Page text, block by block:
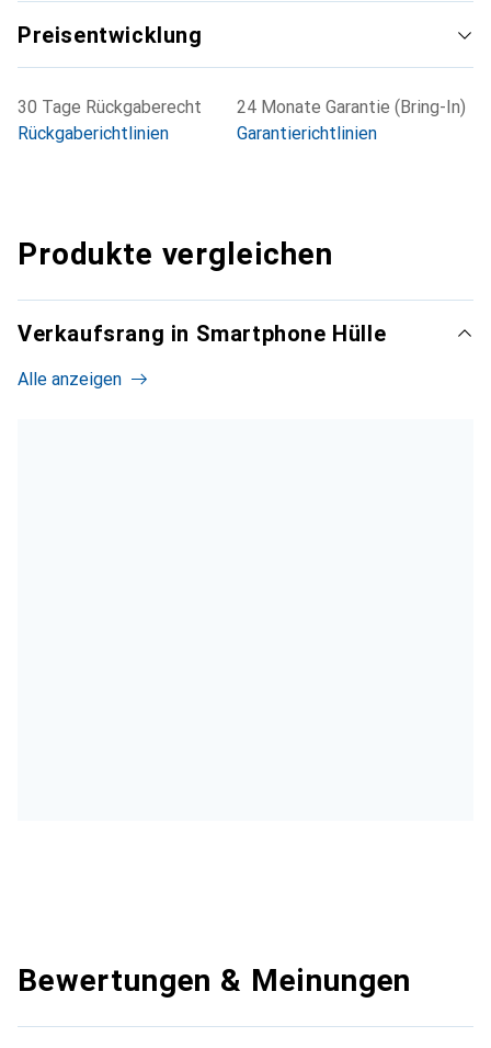
Preisentwicklung
30 Tage Rückgaberecht
Rückgaberichtlinien
24 Monate Garantie (Bring-In)
Garantierichtlinien
Produkte vergleichen
Verkaufsrang in Smartphone Hülle
Alle anzeigen
Bewertungen & Meinungen